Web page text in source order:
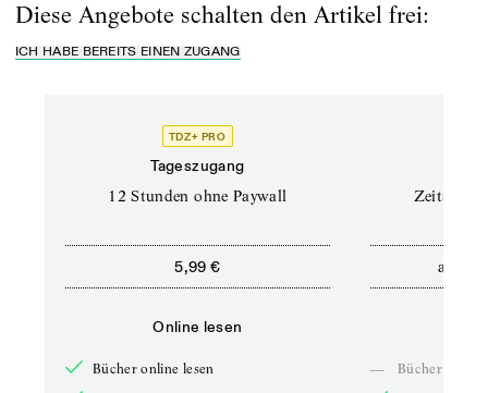
Diese Angebote schalten den Artikel frei:
ICH HABE BEREITS EINEN ZUGANG
TDZ+ PRO
Tageszugang
12 Stunden ohne Paywall
5,99 €
Online lesen
Bücher online lesen
ab
—
Bücher online